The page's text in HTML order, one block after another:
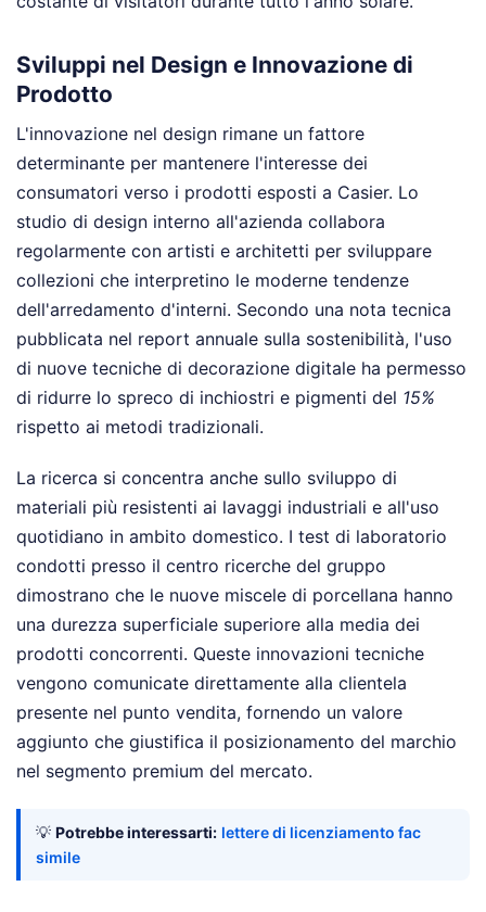
Sviluppi nel Design e Innovazione di
Prodotto
L'innovazione nel design rimane un fattore
determinante per mantenere l'interesse dei
consumatori verso i prodotti esposti a Casier. Lo
studio di design interno all'azienda collabora
regolarmente con artisti e architetti per sviluppare
collezioni che interpretino le moderne tendenze
dell'arredamento d'interni. Secondo una nota tecnica
pubblicata nel report annuale sulla sostenibilità, l'uso
di nuove tecniche di decorazione digitale ha permesso
di ridurre lo spreco di inchiostri e pigmenti del 15%
rispetto ai metodi tradizionali.
La ricerca si concentra anche sullo sviluppo di
materiali più resistenti ai lavaggi industriali e all'uso
quotidiano in ambito domestico. I test di laboratorio
condotti presso il centro ricerche del gruppo
dimostrano che le nuove miscele di porcellana hanno
una durezza superficiale superiore alla media dei
prodotti concorrenti. Queste innovazioni tecniche
vengono comunicate direttamente alla clientela
presente nel punto vendita, fornendo un valore
aggiunto che giustifica il posizionamento del marchio
nel segmento premium del mercato.
💡 Potrebbe interessarti: lettere di licenziamento fac
simile